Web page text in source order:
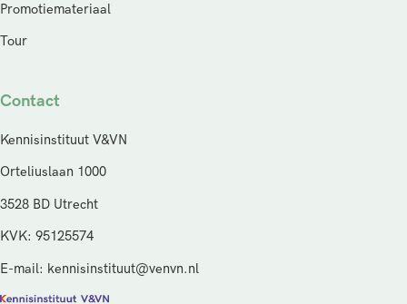
Promotiemateriaal
Tour
Contact
Kennisinstituut V&VN
Orteliuslaan 1000
3528 BD Utrecht
KVK: 95125574
E-mail: kennisinstituut@venvn.nl